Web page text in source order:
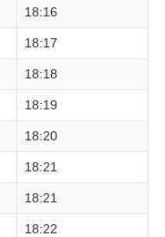
18:16
18:17
18:18
18:19
18:20
18:21
18:21
18:22